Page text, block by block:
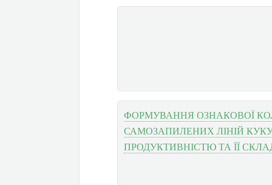
ФОРМУВАННЯ ОЗНАКОВОЇ
САМОЗАПИЛЕНИХ ЛІНІЙ
ПРОДУКТИВНІСТЮ ТА ЇЇ